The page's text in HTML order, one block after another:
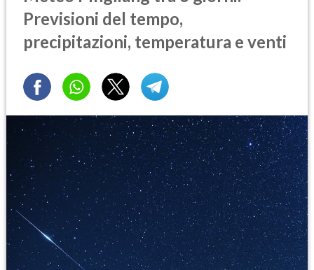
Previsioni del tempo,
precipitazioni, temperatura e venti